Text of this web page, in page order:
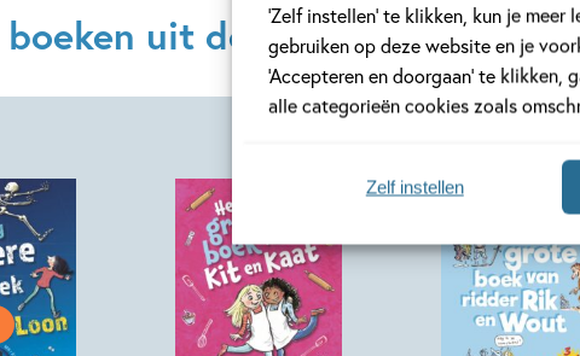
‘Zelf instellen’ te klikken, kun je
gebruiken op deze website en je
‘Accepteren en doorgaan’ te
alle categorieën cookies zoals
Zelf instellen
uit de serie 'Grote AVI-